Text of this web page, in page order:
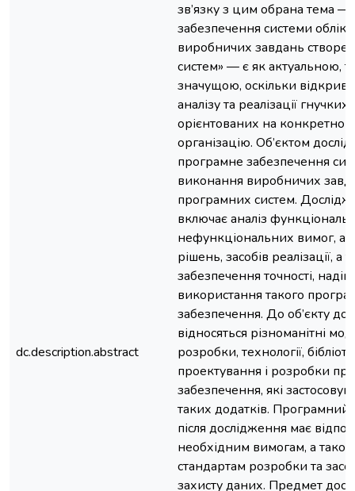
dc.description.abstract
зв’язку з цим обрана тема
забезпечення системи
виробничих завдань
систем» — є як актуальною,
значущою, оскільки
аналізу та реалізації
орієнтованих на
організацію. Об’єктом
програмне забезпечення
виконання виробничих
програмних систем.
включає аналіз
нефункціональних вимог,
рішень, засобів реалізації, а
забезпечення точності,
використання такого
забезпечення. До об’єкту
відносяться різноманітні
розробки, технології,
проектування і розробки
забезпечення, які
таких додатків.
після дослідження має
необхідним вимогам, а
стандартам розробки та
захисту даних. Предмет